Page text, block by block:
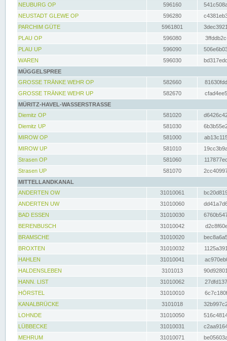
NEUBURG OP
596160
NEUSTADT GLEWE OP
596280
PARCHIM GÜTE
5961801
PLAU OP
596080
PLAU UP
596090
WAREN
596030
MÜGGELSPREE
GROSSE TRÄNKE WEHR OP
582660
GROSSE TRÄNKE WEHR UP
582670
MÜRITZ-HAVEL-WASSERSTRASSE
Diemitz OP
581020
Diemitz UP
581030
MIROW OP
581000
MIROW UP
581010
Strasen OP
581060
Strasen UP
581070
MITTELLANDKANAL
ANDERTEN OW
31010061
ANDERTEN UW
31010060
BAD ESSEN
31010030
BERENBUSCH
31010042
BRAMSCHE
31010020
BROXTEN
31010032
HAHLEN
31010041
HALDENSLEBEN
3101013
HANN. LIST
31010062
HÖRSTEL
31010010
KANALBRÜCKE
3101018
LOHNDE
31010050
LÜBBECKE
31010031
MEHRUM
31010071